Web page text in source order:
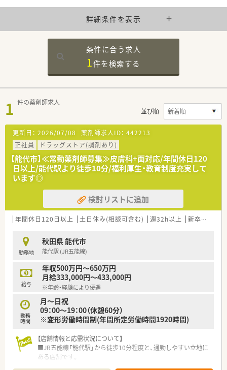
詳細条件を表示
条件に合う求人
1件を検索する
1 件の薬剤師求人
並び順
更新日： 2026/07/08 薬剤師求人ID： 442213
正社員
ドラッグストア(調剤あり)
【能代市】≪常勤薬剤師募集≫皮膚科+面対応/年間休日120
日以上/能代駅より徒歩10分/福利厚生・教育制度充実して
います◎
検討リストに追加
年間休日120日以上 土日休み(相談可含む) 週32h以上 新卒可
勤務地
秋田県 能代市
能代駅 (JR五能線)
給与
年収500万円～650万円
月給333,000円～433,000円
※年齢・経験により優遇
勤務
時間
月～日祝
09：00～19：00（休憩60分）
※変形労働時間制(年間所定労働時間1920時間)
【店舗情報と応需状況について】
■JR五能線「能代駅」から徒歩10分程度と、通勤しやすい立地に
ある店舗です。